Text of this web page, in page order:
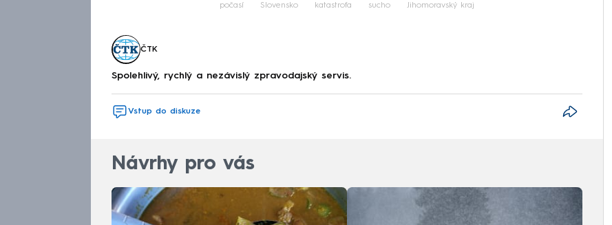
počasí Slovensko katastrofa sucho Jihomoravský kraj
ČTK
Spolehlivý, rychlý a nezávislý zpravodajský servis.
Vstup do diskuze
Návrhy pro vás